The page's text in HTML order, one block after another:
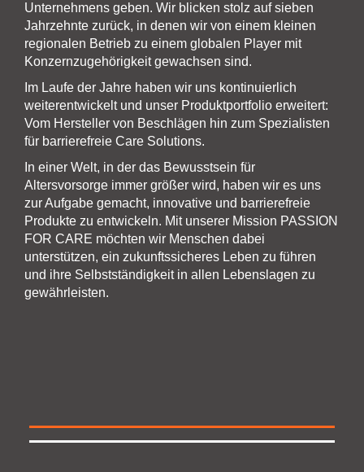
Unternehmens geben. Wir blicken stolz auf sieben
Jahrzehnte zurück, in denen wir von einem kleinen
regionalen Betrieb zu einem globalen Player mit
Konzernzugehörigkeit gewachsen sind.
Im Laufe der Jahre haben wir uns kontinuierlich
weiterentwickelt und unser Produktportfolio erweitert:
Vom Hersteller von Beschlägen hin zum Spezialisten
für barrierefreie Care Solutions.
In einer Welt, in der das Bewusstsein für
Altersvorsorge immer größer wird, haben wir es uns
zur Aufgabe gemacht, innovative und barrierefreie
Produkte zu entwickeln. Mit unserer Mission PASSION
FOR CARE möchten wir Menschen dabei
unterstützen, ein zukunftssicheres Leben zu führen
und ihre Selbstständigkeit in allen Lebenslagen zu
gewährleisten.